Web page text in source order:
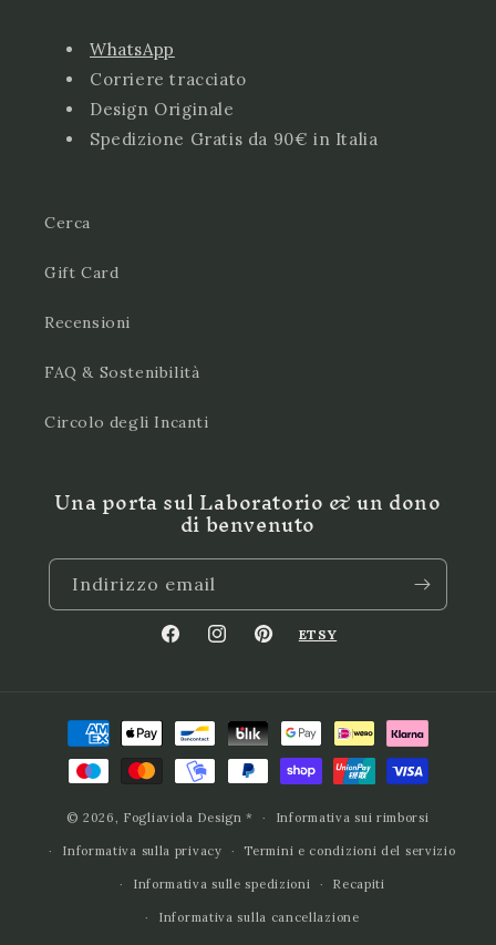
WhatsApp
Corriere tracciato
Design Originale
Spedizione Gratis da 90€ in Italia
Cerca
Gift Card
Recensioni
FAQ & Sostenibilità
Circolo degli Incanti
Una porta sul Laboratorio & un dono
di benvenuto
Indirizzo email
FacebookInstagramPinterest
ETSY
Metodi
pagamento
© 2026, Fogliaviola Design * Informativa sui rimborsi
Informativa sulla privacy Termini e condizioni del servizio
Informativa sulle spedizioni Recapiti
Informativa sulla cancellazione